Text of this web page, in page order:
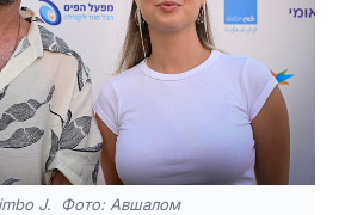
J. Фото: Авшалом